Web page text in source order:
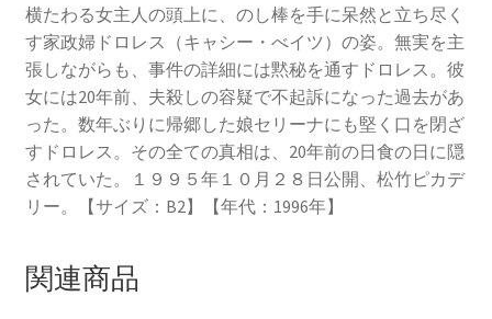
横たわる女主人の頭上に、のし棒を手に呆然と立ち尽く
す家政婦ドロレス（キャシー・べイツ）の姿。無実を主
張しながらも、事件の詳細には黙秘を通すドロレス。彼
女には20年前、夫殺しの容疑で不起訴になった過去があ
った。数年ぶりに帰郷した娘セリーナにも堅く口を閉ざ
すドロレス。その全ての真相は、20年前の日食の日に隠
されていた。１９９５年１０月２８日公開、松竹ピカデ
リー。【サイズ：B2】【年代：1996年】
関連商品